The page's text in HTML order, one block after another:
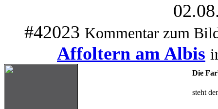
#42023 Kommentar zum
Affoltern am Albis
Die
steht